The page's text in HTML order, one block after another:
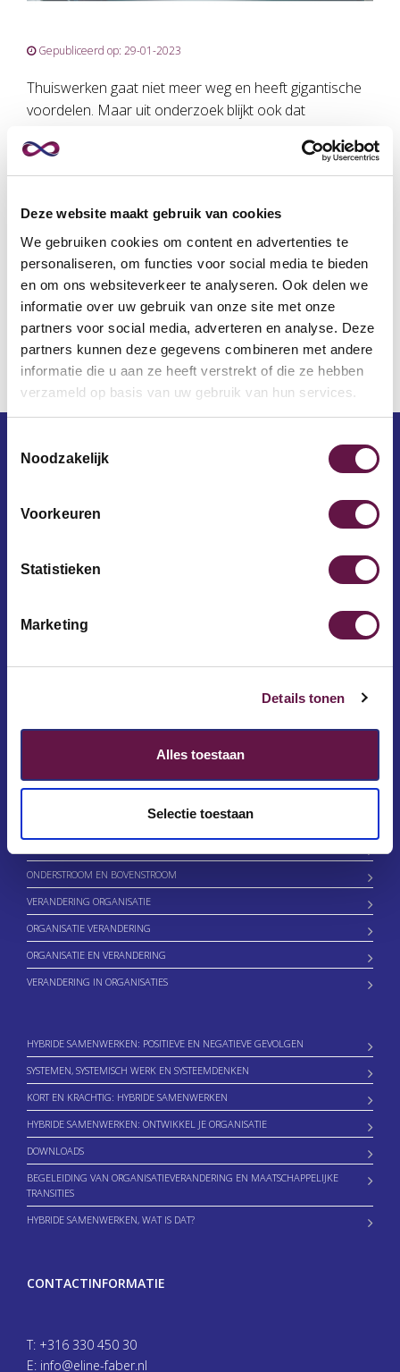
Deze website maakt gebruik van cookies
We gebruiken cookies om content en advertenties te
personaliseren, om functies voor social media te bieden
en om ons websiteverkeer te analyseren. Ook delen we
informatie over uw gebruik van onze site met onze
partners voor social media, adverteren en analyse. Deze
partners kunnen deze gegevens combineren met andere
informatie die u aan ze heeft verstrekt of die ze hebben
verzameld op basis van uw gebruik van hun services.
Noodzakelijk
Voorkeuren
Statistieken
Marketing
Details tonen
Alles toestaan
Selectie toestaan
Gepubliceerd op: 29-01-2023
Thuiswerken gaat niet meer weg en heeft gigantische
voordelen. Maar uit onderzoek blijkt ook dat
voor het welzijn van medewerkers en het succes van
je organisatie. Uitkijken dus bij het faciliteren van het
samenwerken.
De positieve en negatieve gevolgen van hybride
samenwerken heb ik in een artikel op een rijtje gezet.
Lees hier meer
Terug
Achternaam
LINKS
DE PIJN VAN ORGANISATIEVERANDERING
ONDERSTROOM EN BOVENSTROOM
VERANDERING ORGANISATIE
ORGANISATIE VERANDERING
ORGANISATIE EN VERANDERING
VERANDERING IN ORGANISATIES
HYBRIDE SAMENWERKEN: POSITIEVE EN NEGATIEVE GEVOLGEN
SYSTEMEN, SYSTEMISCH WERK EN SYSTEEMDENKEN
KORT EN KRACHTIG: HYBRIDE SAMENWERKEN
HYBRIDE SAMENWERKEN: ONTWIKKEL JE ORGANISATIE
DOWNLOADS
BEGELEIDING VAN ORGANISATIEVERANDERING EN MAATSCHAPPELIJKE
TRANSITIES
HYBRIDE SAMENWERKEN, WAT IS DAT?
CONTACTINFORMATIE
T: +316 330 450 30
E: info@eline-faber.nl